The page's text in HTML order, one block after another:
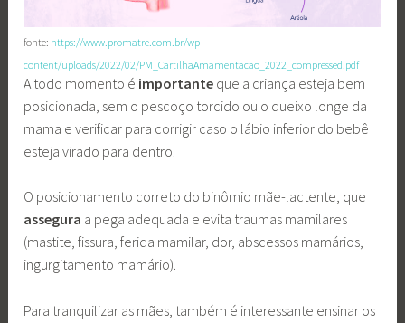
fonte: https://www.promatre.com.br/wp-
content/uploads/2022/02/PM_CartilhaAmamentacao_2022_compressed.pdf
A todo momento é importante que a criança esteja bem
posicionada, sem o pescoço torcido ou o queixo longe da
mama e verificar para corrigir caso o lábio inferior do bebê
esteja virado para dentro.
O posicionamento correto do binômio mãe-lactente, que
assegura a pega adequada e evita traumas mamilares
(mastite, fissura, ferida mamilar, dor, abscessos mamários,
ingurgitamento mamário).
Para tranquilizar as mães, também é interessante ensinar os